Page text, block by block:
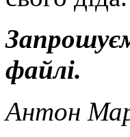
файлі.
Антон